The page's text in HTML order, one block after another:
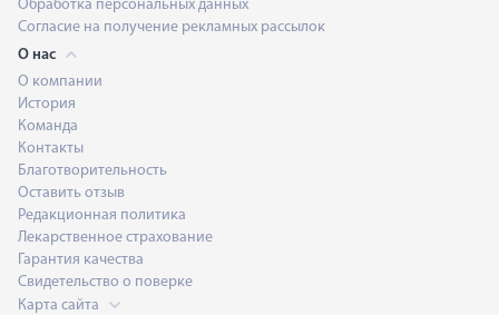
Обработка персональных данных
Согласие на получение рекламных рассылок
О нас
О компании
История
Команда
Контакты
Благотворительность
Оставить отзыв
Редакционная политика
Лекарственное страхование
Гарантия качества
Свидетельство о поверке
Карта сайта